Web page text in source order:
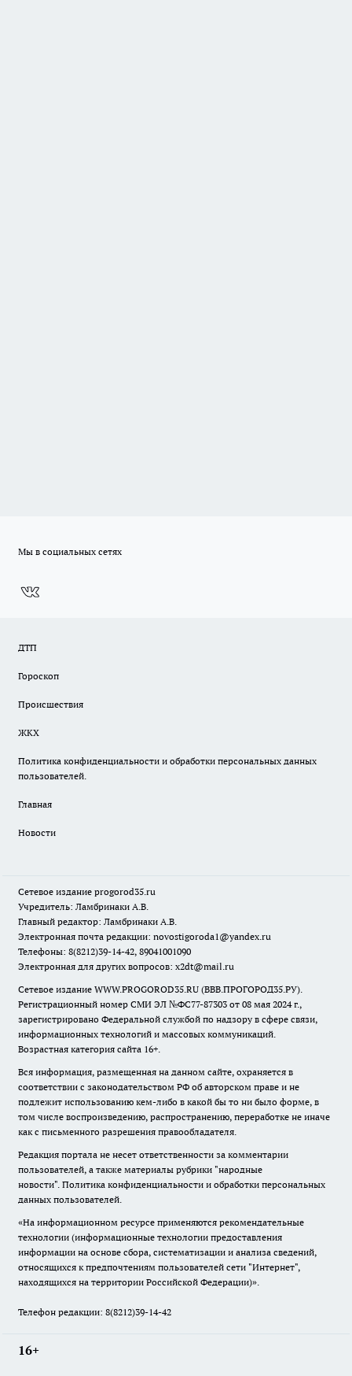
Мы в социальных сетях
ДТП
Гороскоп
Происшествия
ЖКХ
Политика конфиденциальности и обработки персональных данных
пользователей.
Главная
Новости
Сетевое издание progorod35.ru
Учредитель: Ламбринаки А.В.
Главный редактор: Ламбринаки А.В.
Электронная почта редакции: novostigoroda1@yandex.ru
Телефоны: 8(8212)39-14-42, 89041001090
Электронная для других вопросов: x2dt@mail.ru
Сетевое издание WWW.PROGOROD35.RU (ВВВ.ПРОГОРОД35.РУ).
Регистрационный номер СМИ ЭЛ №ФС77-87303 от 08 мая 2024 г.,
зарегистрировано Федеральной службой по надзору в сфере связи,
информационных технологий и массовых коммуникаций.
Возрастная категория сайта 16+.
Вся информация, размещенная на данном сайте, охраняется в
соответствии с законодательством РФ об авторском праве и не
подлежит использованию кем-либо в какой бы то ни было форме, в
том числе воспроизведению, распространению, переработке не иначе
как с письменного разрешения правообладателя.
Редакция портала не несет ответственности за комментарии
пользователей, а также материалы рубрики "народные
новости". Политика конфиденциальности и обработки персональных
данных пользователей.
«На информационном ресурсе применяются рекомендательные
технологии (информационные технологии предоставления
информации на основе сбора, систематизации и анализа сведений,
относящихся к предпочтениям пользователей сети "Интернет",
находящихся на территории Российской Федерации)».
Телефон редакции: 8(8212)39-14-42
16+